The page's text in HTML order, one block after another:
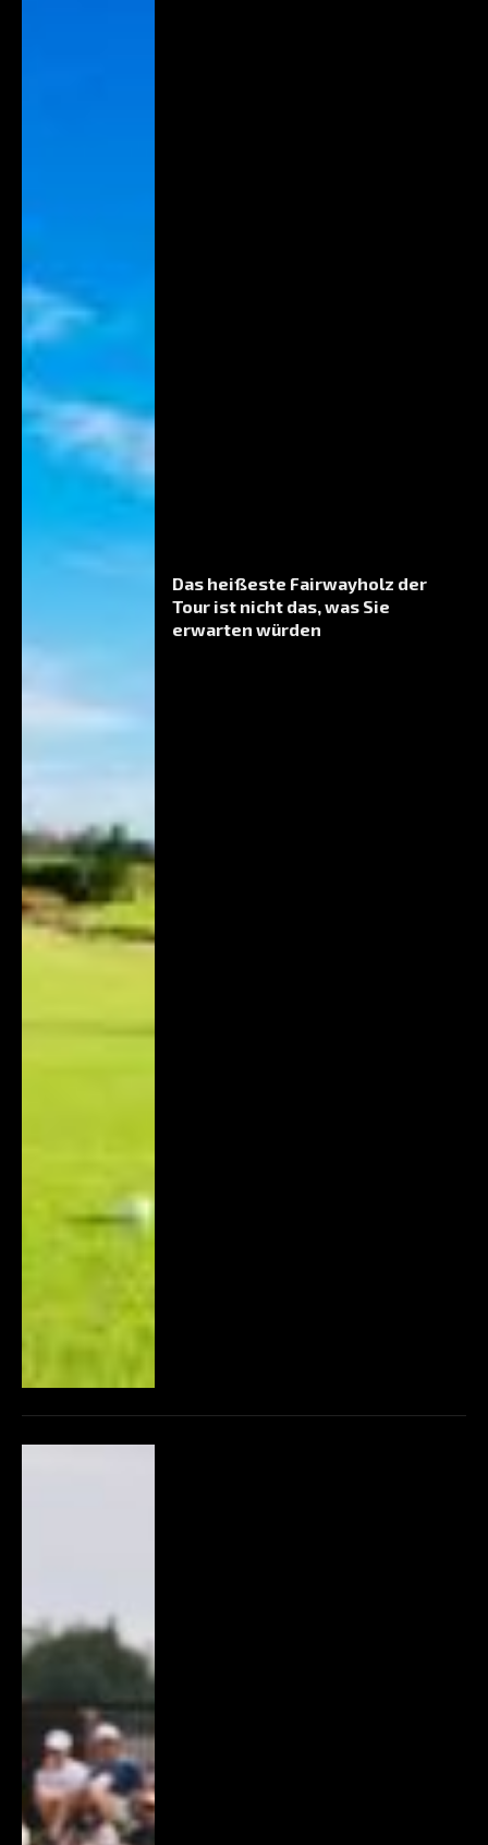
Das heißeste Fairwayholz der
Tour ist nicht das, was Sie
erwarten würden